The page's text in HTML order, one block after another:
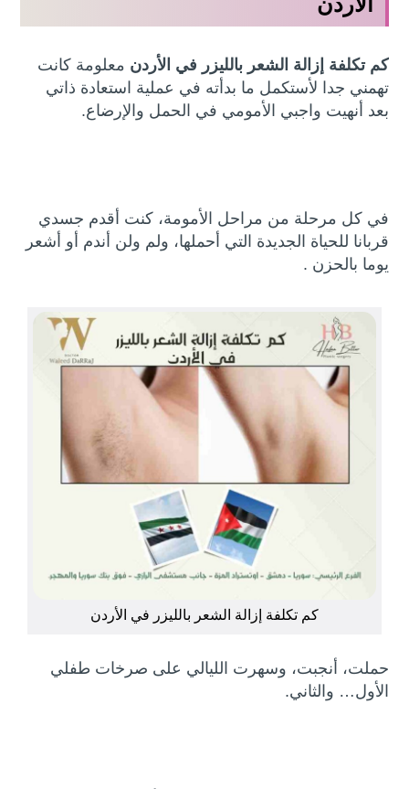
كم تكلفة إزالة الشعر بالليزر في الأردن معلومة كانت
تهمني جدا لأستكمل ما بدأته في عملية استعادة ذاتي
بعد أنهيت واجبي الأمومي في الحمل والإرضاع.
في كل مرحلة من مراحل الأمومة، كنت أقدم جسدي
قربانا للحياة الجديدة التي أحملها، ولم ولن أندم أو أشعر
يوما بالحزن .
كم تكلفة إزالة الشعر بالليزر في الأردن
حملت، أنجبت، وسهرت الليالي على صرخات طفلي
الأول… والثاني.